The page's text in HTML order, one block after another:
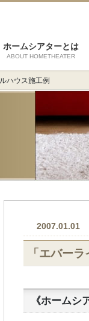
ホームシアターとは
ABOUT HOMETHEATER
ハウス施工例
2007.01.01
「エバー
《ホームシ